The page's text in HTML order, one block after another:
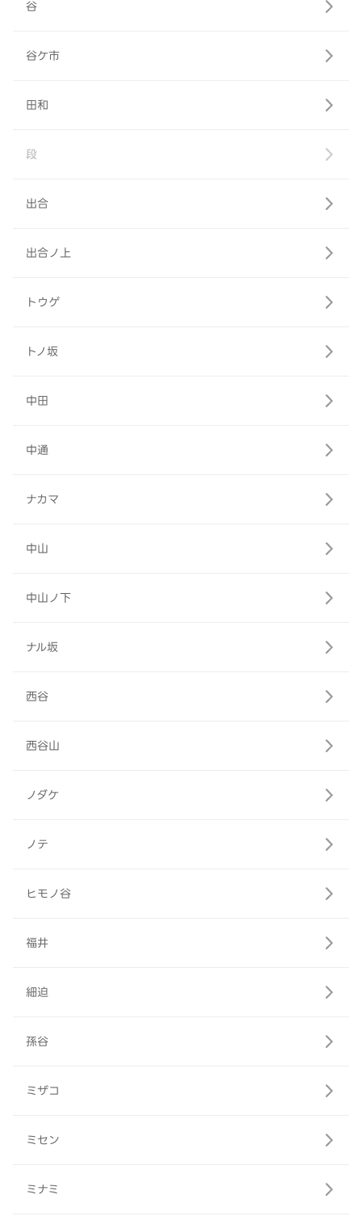
谷
谷ケ市
田和
段
出合
出合ノ上
トウゲ
トノ坂
中田
中通
ナカマ
中山
中山ノ下
ナル坂
西谷
西谷山
ノダケ
ノテ
ヒモノ谷
福井
細迫
孫谷
ミザコ
ミセン
ミナミ